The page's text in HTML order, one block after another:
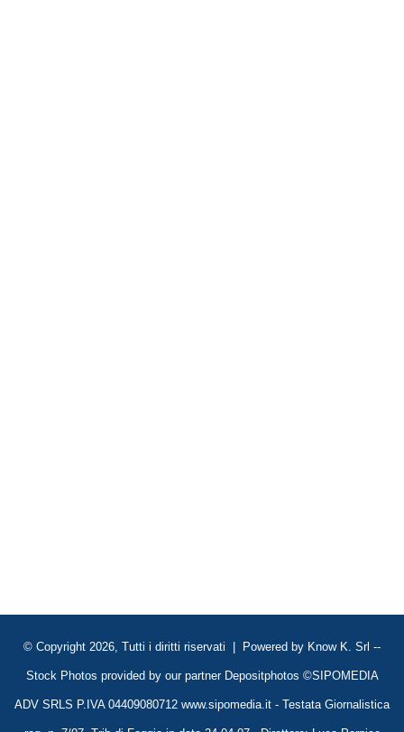
© Copyright 2026, Tutti i diritti riservati | Powered by Know K. Srl --
Stock Photos provided by our partner Depositphotos ©SIPOMEDIA
ADV SRLS P.IVA 04409080712 www.sipomedia.it - Testata Giornalistica